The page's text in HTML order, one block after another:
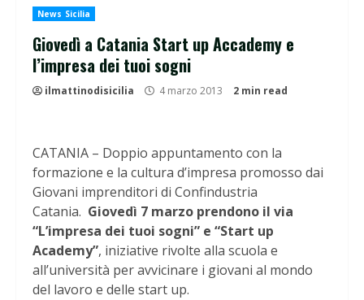
News Sicilia
Giovedì a Catania Start up Accademy e
l’impresa dei tuoi sogni
ilmattinodisicilia 4 marzo 2013 2 min read
CATANIA – Doppio appuntamento con la
formazione e la cultura d’impresa promosso dai
Giovani imprenditori di Confindustria
Catania. Giovedì 7 marzo prendono il via
“L’impresa dei tuoi sogni” e “Start up
Academy”, iniziative rivolte alla scuola e
all’università per avvicinare i giovani al mondo
del lavoro e delle start up.